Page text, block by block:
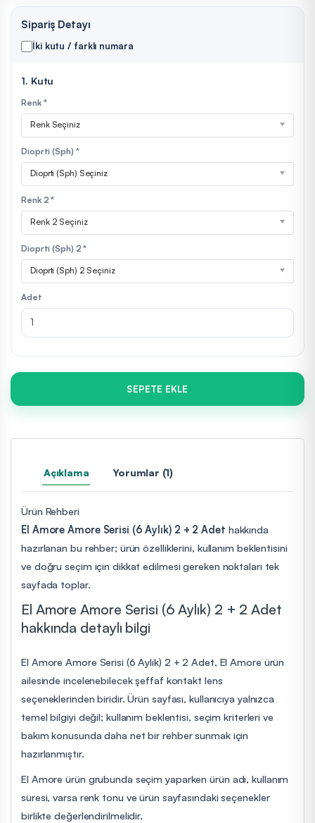
Sipariş Detayı
İki kutu / farklı numara
1. Kutu
Renk *
Renk Seçiniz
Dioprti (Sph) *
Dioprti (Sph) Seçiniz
Renk 2 *
Renk 2 Seçiniz
Dioprti (Sph) 2 *
Dioprti (Sph) 2 Seçiniz
Adet
SEPETE EKLE
Açıklama Yorumlar (1)
Ürün Rehberi
El Amore Amore Serisi (6 Aylık) 2 + 2 Adet hakkında
hazırlanan bu rehber; ürün özelliklerini, kullanım beklentisini
ve doğru seçim için dikkat edilmesi gereken noktaları tek
sayfada toplar.
El Amore Amore Serisi (6 Aylık) 2 + 2 Adet
hakkında detaylı bilgi
El Amore Amore Serisi (6 Aylık) 2 + 2 Adet, El Amore ürün
ailesinde incelenebilecek şeffaf kontakt lens
seçeneklerinden biridir. Ürün sayfası, kullanıcıya yalnızca
temel bilgiyi değil; kullanım beklentisi, seçim kriterleri ve
bakım konusunda daha net bir rehber sunmak için
hazırlanmıştır.
El Amore ürün grubunda seçim yaparken ürün adı, kullanım
süresi, varsa renk tonu ve ürün sayfasındaki seçenekler
birlikte değerlendirilmelidir.